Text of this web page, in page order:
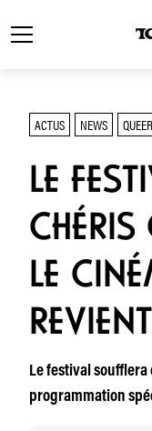
ACTUS NEWS
LE
CHÉRIS
LE
Le festival soufflera
programmation